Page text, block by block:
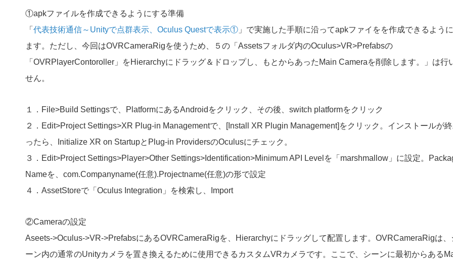
①apkファイルを作成できるようにする準備
「 代表技術通信～Unityで点群表示、Oculus Questで表示① 」で実施した手順に沿ってapkファイをを作成できるよう
ます。ただし、今回はOVRCameraRigを使うため、５の「Assetsフォルダ内のOculus>VR>Prefabsの
「OVRPlayerContoroller」をHierarchyにドラッグ＆ドロップし、もとからあったMain Cameraを削除します。」は行
せん。
１．File>Build Settingsで、PlatformにあるAndroidをクリック、その後、switch platformをクリック
２．Edit>Project Settings>XR Plug-in Managementで、[Install XR Plugin Management]をクリック。インストールが
ったら、Initialize XR on StartupとPlug-in ProvidersのOculusにチェック。
３．Edit>Project Settings>Player>Other Settings>Identification>Minimum API Levelを「marshmallow」に設定。
Nameを、com.Companyname(任意).Projectname(任意)の形で設定
４．AssetStoreで「Oculus Integration」を検索し、Import
②Cameraの設定
Aseets->Oculus->VR->PrefabsにあるOVRCameraRigを、Hierarchyにドラッグして配置します。OVRCameraRigは、
ーン内の通常のUnityカメラを置き換えるために使用できるカスタムVRカメラです。ここで、シーンに最初からある